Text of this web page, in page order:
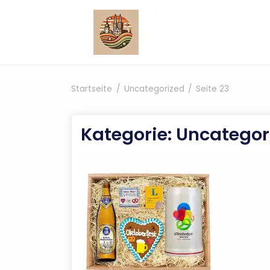
Startseite Uncategorized Seite 23
Kategorie: